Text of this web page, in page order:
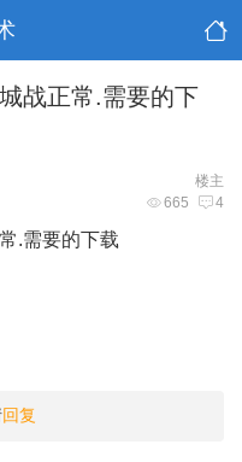
战正常.需要的下
楼主
665 4
.需要的下载
回复